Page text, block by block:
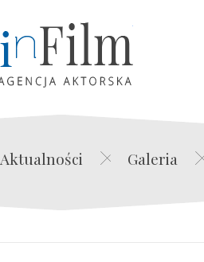
Edwin Film
Aktualności Galeria